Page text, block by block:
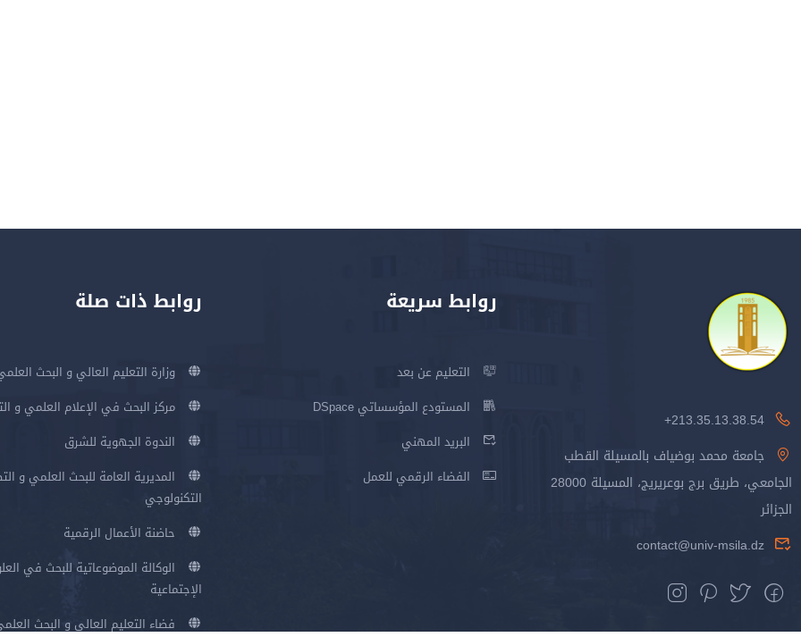
213.35.13.38.54+
جامعة محمد بوضياف بالمسيلة القطب
الجامعي، طريق برج بوعريريج، المسيلة 28000
الجزائر
contact@univ-msila.dz
روابط سريعة
التعليم عن بعد
المستودع المؤسساتي DSpace
البريد المهني
الفضاء الرقمي للعمل
روابط ذات صلة
وزارة التعليم العالي و البحث
مركز البحث في الإعلام العلمي و
الندوة الجهوية للشرق
المديرية العامة للبحث العلمي و
التكنولوجي
حاضنة الأعمال الرقمية
الوكالة الموضوعاتية للبحث في
الإجتماعية
فضاء التعليم العالي و البحث